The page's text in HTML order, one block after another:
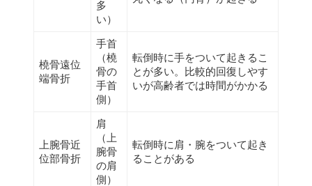
多
い）
橈骨遠位
端骨折
手首
（橈
骨の
手首
側）
転倒時に手をついて起きるこ
とが多い。比較的回復しやす
いが高齢者では時間がかかる
上腕骨近
位部骨折
肩
（上
腕骨
の肩
側）
転倒時に肩・腕をついて起き
ることがある